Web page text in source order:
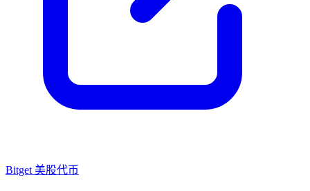
Bitget 美股代币